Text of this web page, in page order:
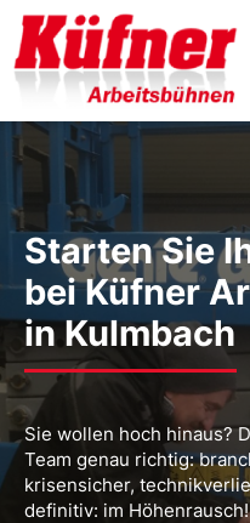
Starten Sie
bei Küfner
in Kulmbach
Sie wollen hoch hinaus?
Team genau richtig:
krisensicher,
definitiv: im Höhenrausch!